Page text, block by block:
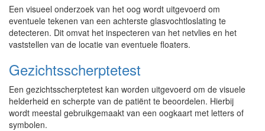
Een visueel onderzoek van het oog wordt uitgevoerd om
eventuele tekenen van een achterste glasvochtloslating te
detecteren. Dit omvat het inspecteren van het netvlies en het
vaststellen van de locatie van eventuele floaters.
Gezichtsscherptetest
Een gezichtsscherptetest kan worden uitgevoerd om de visuele
helderheid en scherpte van de patiënt te beoordelen. Hierbij
wordt meestal gebruikgemaakt van een oogkaart met letters of
symbolen.